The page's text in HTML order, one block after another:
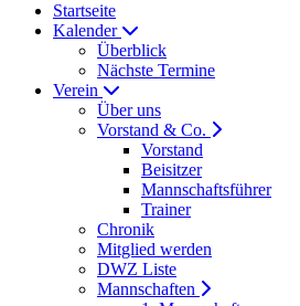
Startseite
Kalender
Überblick
Nächste Termine
Verein
Über uns
Vorstand & Co.
Vorstand
Beisitzer
Mannschaftsführer
Trainer
Chronik
Mitglied werden
DWZ Liste
Mannschaften